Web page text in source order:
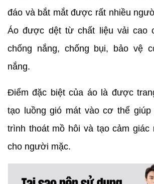
đáo và bắt mắt được rất nhiều
Áo được dệt từ chất liệu vải cao
chống nắng, chống bụi, bảo vệ
nắng.
Điểm đặc biệt của áo là được
tạo luồng gió mát vào cơ thể giúp
trình thoát mồ hôi và tạo cảm giác
cho người mặc.